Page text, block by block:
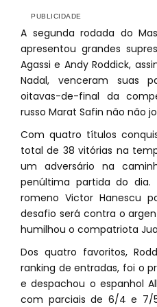
A segunda rodada do
apresentou grandes
Agassi e Andy Roddick,
Nadal, venceram suas
oitavas-de-final da
russo Marat Safin não não
Com quatro títulos
total de 38 vitórias na
um adversário na
penúltima partida do
romeno Victor Hanescu
desafio será contra o
humilhou o compatriota
Dos quatro favoritos,
ranking de entradas, foi o
e despachou o espanhol
com parciais de 6/4 e 7/